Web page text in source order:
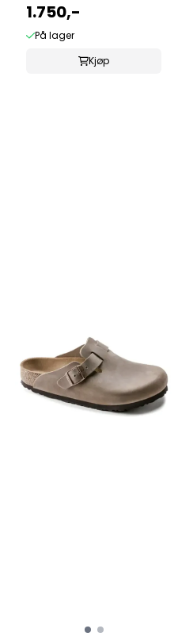
normal
1.750,-
På lager
Kjøp